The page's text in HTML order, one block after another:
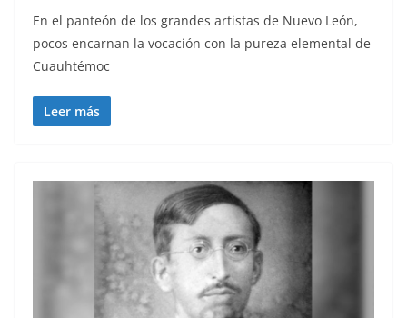
En el panteón de los grandes artistas de Nuevo León,
pocos encarnan la vocación con la pureza elemental de
Cuauhtémoc
Leer más